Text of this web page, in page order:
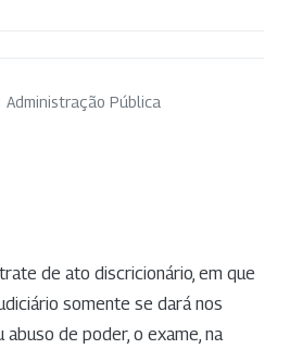
Administração Pública
de ato discricionário, em que
somente se dará nos
de poder, o exame, na